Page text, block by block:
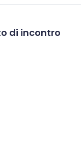
di incontro